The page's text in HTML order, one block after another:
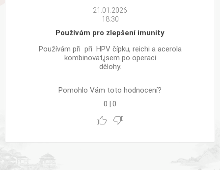
21.01.2026
18:30
Používám pro zlepšení imunity
Používám při při HPV čípku, reichi a acerola
kombinovat,jsem po operaci
dělohy.
Pomohlo Vám toto hodnocení?
0 | 0